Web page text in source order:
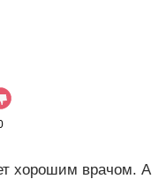
хорошим врачом. А